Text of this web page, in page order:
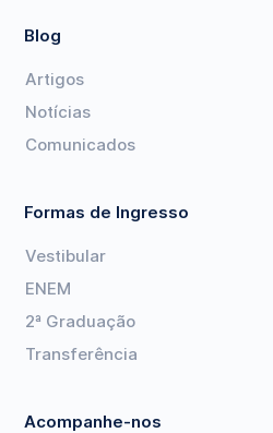
Blog
Artigos
Notícias
Comunicados
Formas de Ingresso
Vestibular
ENEM
2ª Graduação
Transferência
Acompanhe-nos